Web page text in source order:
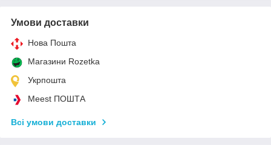
Умови доставки
Нова Пошта
Магазини Rozetka
Укрпошта
Meest ПОШТА
Всі умови доставки